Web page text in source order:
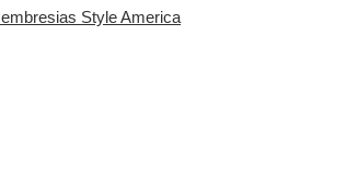
Style America